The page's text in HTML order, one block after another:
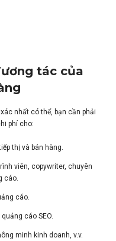
tác của
nhất có thể, bạn cần phải
phí cho:
thị và bán hàng.
viên, copywriter, chuyên
cáo.
cáo.
cáo SEO.
minh kinh doanh, v.v.